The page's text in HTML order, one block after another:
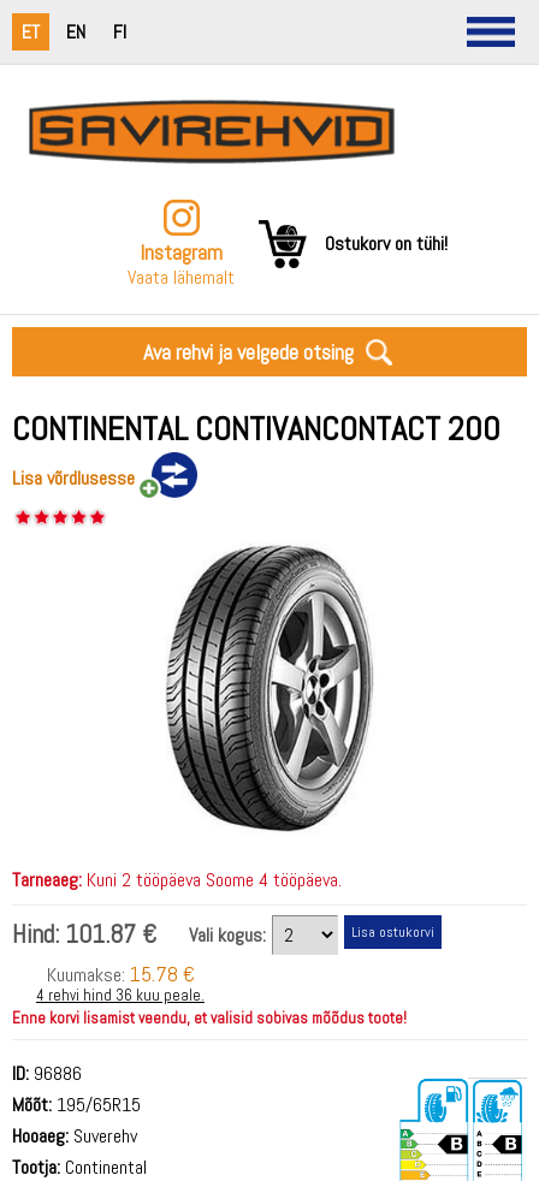
ET EN FI
Instagram
Vaata lähemalt
Ostukorv on tühi!
Ava rehvi ja velgede otsing
CONTINENTAL CONTIVANCONTACT 200
Lisa võrdlusesse
Tarneaeg: Kuni 2 tööpäeva Soome 4 tööpäeva.
Hind: 101.87 €
Vali kogus:
Kuumakse: 15.78 €
4 rehvi hind 36 kuu peale.
Enne korvi lisamist veendu, et valisid sobivas mõõdus toote!
ID: 96886
Mõõt: 195/65R15
Hooaeg: Suverehv
Tootja: Continental